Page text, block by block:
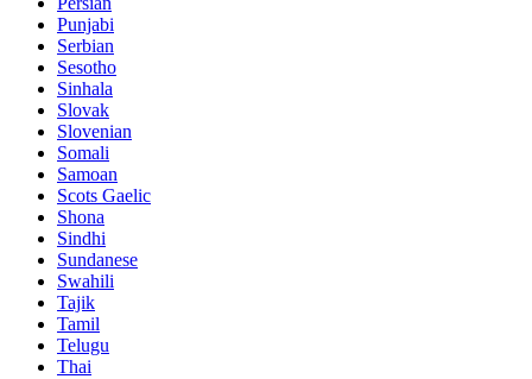
Punjabi
Serbian
Sesotho
Sinhala
Slovak
Slovenian
Somali
Samoan
Scots Gaelic
Shona
Sindhi
Sundanese
Swahili
Tajik
Tamil
Telugu
Thai